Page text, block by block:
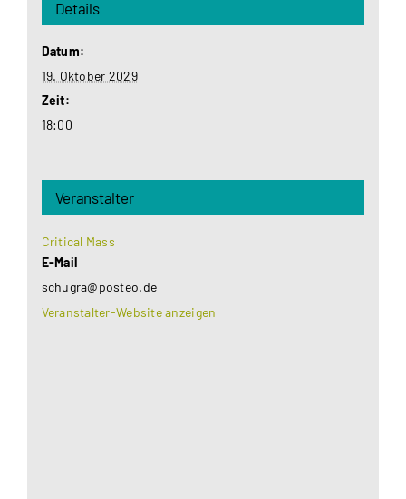
Details
Datum:
19. Oktober 2029
Zeit:
18:00
Veranstalter
Critical Mass
E-Mail
schugra@posteo.de
Veranstalter-Website anzeigen